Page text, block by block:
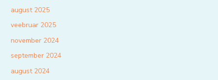
august 2025
veebruar 2025
november 2024
september 2024
august 2024